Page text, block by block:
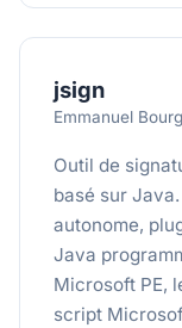
jsign
Emmanuel
Outil de
basé sur
autonome,
Java
Microsoft PE,
script